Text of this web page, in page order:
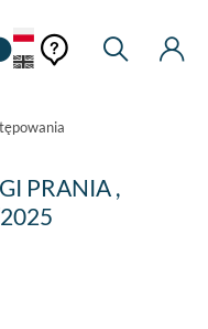
Zmiana
na
kontrastową
Pomoc
kontekstowa
Pomoc
Moje
PRANIA ,